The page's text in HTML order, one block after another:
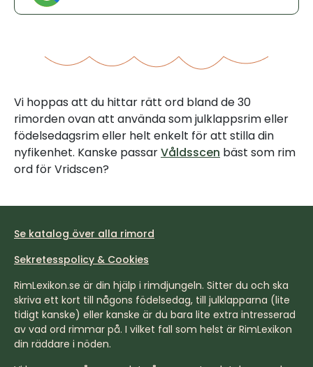
Vi hoppas att du hittar rätt ord bland de 30
rimorden ovan att använda som julklappsrim eller
födelsedagsrim eller helt enkelt för att stilla din
nyfikenhet. Kanske passarVåldsscen bäst som rim
ord för Vridscen?
Se katalog över alla rimord
Sekretesspolicy & Cookies
RimLexikon.se är din hjälp i rimdjungeln. Sitter du och ska
skriva ett kort till någons födelsedag, till julklapparna (lite
tidigt kanske) eller kanske är du bara lite extra intresserad
av vad ord rimmar på. I vilket fall som helst är RimLexikon
din räddare i nöden.